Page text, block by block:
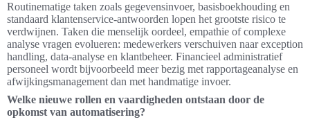
Routinematige taken zoals gegevensinvoer, basisboekhouding en
standaard klantenservice-antwoorden lopen het grootste risico te
verdwijnen. Taken die menselijk oordeel, empathie of complexe
analyse vragen evolueren: medewerkers verschuiven naar exception
handling, data-analyse en klantbeheer. Financieel administratief
personeel wordt bijvoorbeeld meer bezig met rapportageanalyse en
afwijkingsmanagement dan met handmatige invoer.
Welke nieuwe rollen en vaardigheden ontstaan door de
opkomst van automatisering?